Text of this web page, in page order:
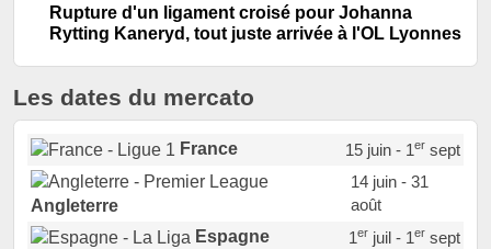
Rupture d'un ligament croisé pour Johanna
Rytting Kaneryd, tout juste arrivée à l'OL Lyonnes
Les dates du mercato
France 15 juin - 1ersept
Angleterre
14 juin - 31
août
Espagne
1erjuil - 1ersept